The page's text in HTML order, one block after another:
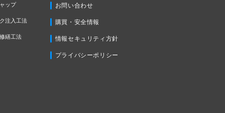
ップ
注入工法
繕工法
お問い合わせ
購買・安全情報
情報セキュリティ方針
プライバシーポリシー